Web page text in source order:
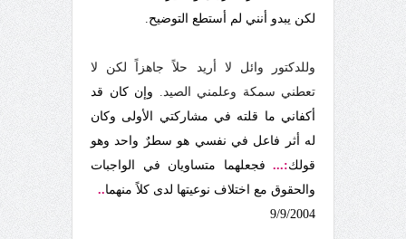
لكن يبدو أنني لم أستطع التوضيح.
وللدكتور وائل لا أريد حلاً جاهزاً لكن لا
تعطني سمكة وعلمني الصيد. وإن كان قد
أكفاني ما قلته في مشاركتي الأولى وكان
له أثر فاعل في نفسي هو سطرٌ واحد وهو
قولك:... فجعلهما متساويان في الواجبات
والحقوق مع اختلاف نوعيتها لدى كلاً منهما..
9/9/2004